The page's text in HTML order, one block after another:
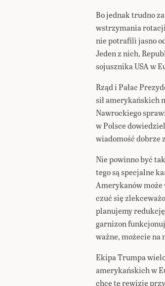
Bo jednak trudno
wstrzymania
nie potrafili jasno
Jeden z nich,
sojusznika USA w
Rząd i Pałac
sił amerykańskich
Nawrockiego
w Polsce
wiadomość dobrze
Nie powinno być
tego są specjalne
Amerykanów
czuć się
planujemy
garnizon
ważne, możecie na
Ekipa Trumpa
amerykańskich w
chce tę rewizję